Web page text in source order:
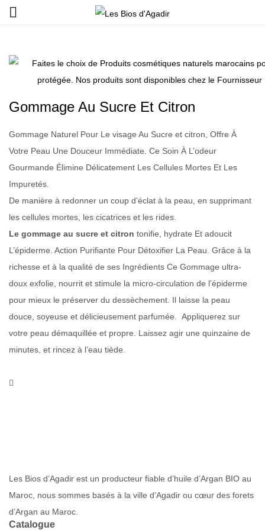
Gommage Au Sucre Et Citron
Gommage Naturel Pour Le visage Au Sucre et citron, Offre À
Votre Peau Une Douceur Immédiate. Ce Soin À L’odeur
Gourmande Élimine Délicatement Les Cellules Mortes Et Les
Impuretés.
De manière à redonner un coup d’éclat à la peau, en supprimant
les cellules mortes, les cicatrices et les rides.
Le gommage au sucre et citron tonifie, hydrate Et adoucit
L’épiderme. Action Purifiante Pour Détoxifier La Peau. Grâce à la
richesse et à la qualité de ses Ingrédients Ce Gommage ultra-
doux exfolie, nourrit et stimule la micro-circulation de l’épiderme
pour mieux le préserver du dessèchement. Il laisse la peau
douce, soyeuse et délicieusement parfumée. Appliquerez sur
votre peau démaquillée et propre. Laissez agir une quinzaine de
minutes, et rincez à l’eau tiède.
Les Bios d’Agadir est un producteur fiable d’huile d’Argan BIO au
Maroc, nous sommes basés à la ville d’Agadir ou cœur des forets
d’Argan au Maroc.
Catalogue